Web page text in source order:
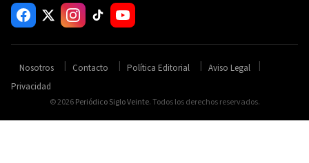
Nosotros Contacto Política Editorial
Aviso Legal
Privacidad
© 2026Periódico Siglo Veinte. Todos los derechos reservados.